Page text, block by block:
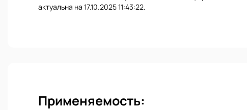
актуальна на 17.10.2025 11:43:22.
Применяемость: